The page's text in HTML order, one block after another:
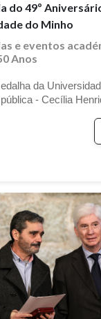
do 49º
do Minho
e eventos
Anos
da
- Cecília